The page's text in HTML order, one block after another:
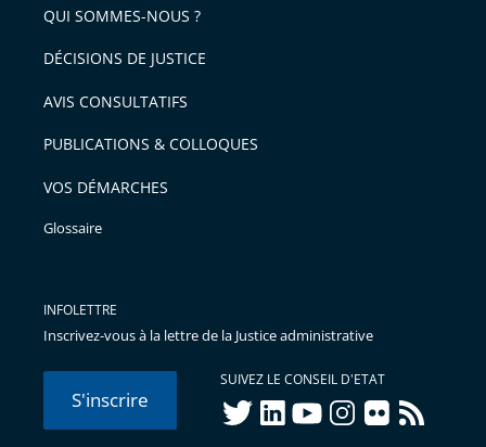
arriver
après
l'article
pour
avant
QUI SOMMES-NOUS ?
DÉCISIONS DE JUSTICE
AVIS CONSULTATIFS
PUBLICATIONS & COLLOQUES
VOS DÉMARCHES
Glossaire
INFOLETTRE
Inscrivez-vous à la lettre de la Justice administrative
S'inscrire
SUIVEZ LE CONSEIL D'ETAT
twitterlinkedInyoutubeinstagram
flickr rss